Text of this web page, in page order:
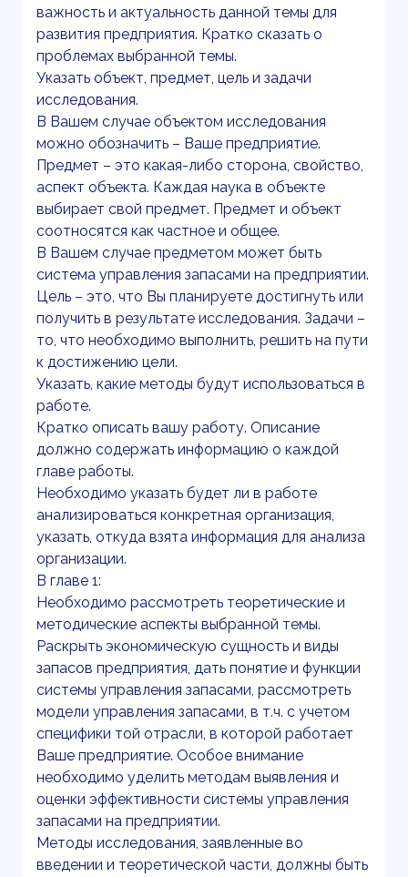
важность и актуальность данной темы для
развития предприятия. Кратко сказать о
проблемах выбранной темы.
Указать объект, предмет, цель и задачи
исследования.
В Вашем случае объектом исследования
можно обозначить – Ваше предприятие.
Предмет – это какая-либо сторона, свойство,
аспект объекта. Каждая наука в объекте
выбирает свой предмет. Предмет и объект
соотносятся как частное и общее.
В Вашем случае предметом может быть
система управления запасами на предприятии.
Цель – это, что Вы планируете достигнуть или
получить в результате исследования. Задачи –
то, что необходимо выполнить, решить на пути
к достижению цели.
Указать, какие методы будут использоваться в
работе.
Кратко описать вашу работу. Описание
должно содержать информацию о каждой
главе работы.
Необходимо указать будет ли в работе
анализироваться конкретная организация,
указать, откуда взята информация для анализа
организации.
В главе 1:
Необходимо рассмотреть теоретические и
методические аспекты выбранной темы.
Раскрыть экономическую сущность и виды
запасов предприятия, дать понятие и функции
системы управления запасами, рассмотреть
модели управления запасами, в т.ч. с учетом
специфики той отрасли, в которой работает
Ваше предприятие. Особое внимание
необходимо уделить методам выявления и
оценки эффективности системы управления
запасами на предприятии.
Методы исследования, заявленные во
введении и теоретической части, должны быть